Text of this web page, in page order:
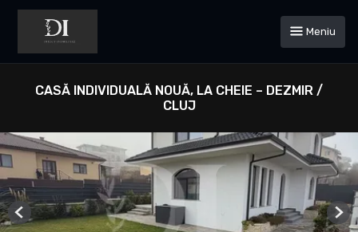
Meniu
CASĂ INDIVIDUALĂ NOUĂ, LA CHEIE – DEZMIR /
CLUJ
Previous